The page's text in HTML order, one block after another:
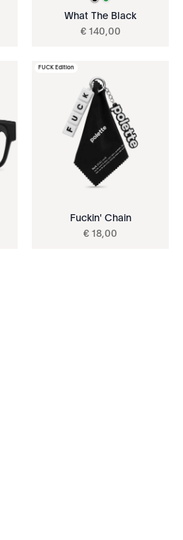
What The Black
€ 140,00
FUCK Edition
Fuckin' Chain
€ 18,00